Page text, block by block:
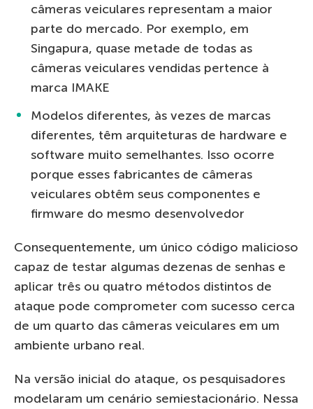
câmeras veiculares representam a maior
parte do mercado. Por exemplo, em
Singapura, quase metade de todas as
câmeras veiculares vendidas pertence à
marca IMAKE
Modelos diferentes, às vezes de marcas
diferentes, têm arquiteturas de hardware e
software muito semelhantes. Isso ocorre
porque esses fabricantes de câmeras
veiculares obtêm seus componentes e
firmware do mesmo desenvolvedor
Consequentemente, um único código malicioso
capaz de testar algumas dezenas de senhas e
aplicar três ou quatro métodos distintos de
ataque pode comprometer com sucesso cerca
de um quarto das câmeras veiculares em um
ambiente urbano real.
Na versão inicial do ataque, os pesquisadores
modelaram um cenário semiestacionário. Nessa